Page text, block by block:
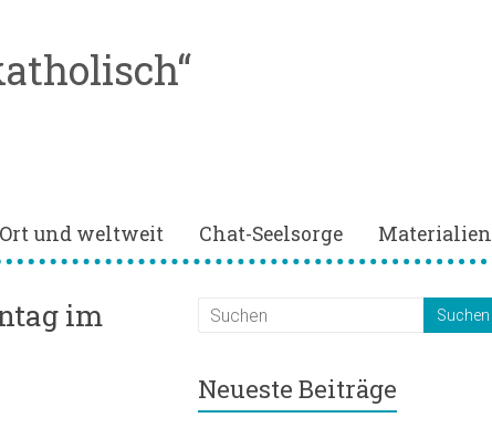
und weltweit Chat-Seelsorge Materialien
im
Neueste Beiträge